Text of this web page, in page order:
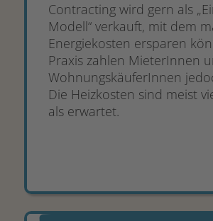
Contracting wird gern als
Modell“ verkauft, mit dem
Energiekosten ersparen
Praxis zahlen MieterInnen
WohnungskäuferInnen
Die Heizkosten sind meist
als erwartet.